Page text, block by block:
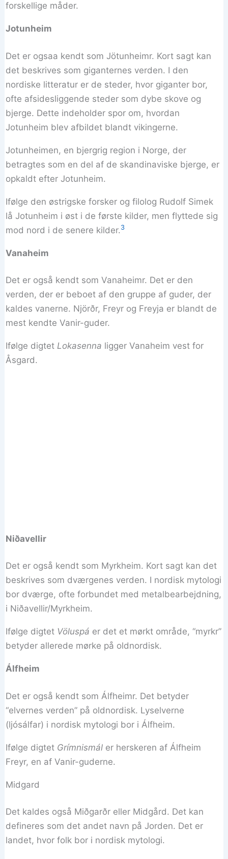
forskellige måder.
Jotunheim
Det er ogsaa kendt som Jötunheimr. Kort sagt kan
det beskrives som giganternes verden. I den
nordiske litteratur er de steder, hvor giganter bor,
ofte afsidesliggende steder som dybe skove og
bjerge. Dette indeholder spor om, hvordan
Jotunheim blev afbildet blandt vikingerne.
Jotunheimen, en bjergrig region i Norge, der
betragtes som en del af de skandinaviske bjerge, er
opkaldt efter Jotunheim.
Ifølge den østrigske forsker og filolog Rudolf Simek
lå Jotunheim i øst i de første kilder, men flyttede sig
mod nord i de senere kilder.3
Vanaheim
Det er også kendt som Vanaheimr. Det er den
verden, der er beboet af den gruppe af guder, der
kaldes vanerne. Njörðr, Freyr og Freyja er blandt de
mest kendte Vanir-guder.
Ifølge digtetLokasenna ligger Vanaheim vest for
Åsgard.
Niðavellir
Det er også kendt som Myrkheim. Kort sagt kan det
beskrives som dværgenes verden. I nordisk mytologi
bor dværge, ofte forbundet med metalbearbejdning,
i Niðavellir/Myrkheim.
Ifølge digtet Völuspá er det et mørkt område, “myrkr”
betyder allerede mørke på oldnordisk.
Álfheim
Det er også kendt som Álfheimr. Det betyder
“elvernes verden” på oldnordisk. Lyselverne
(ljósálfar) i nordisk mytologi bor i Álfheim.
Ifølge digtet Grímnismál er herskeren af Álfheim
Freyr, en af Vanir-guderne.
Midgard
Det kaldes også Miðgarðr eller Midgård. Det kan
defineres som det andet navn på Jorden. Det er
landet, hvor folk bor i nordisk mytologi.